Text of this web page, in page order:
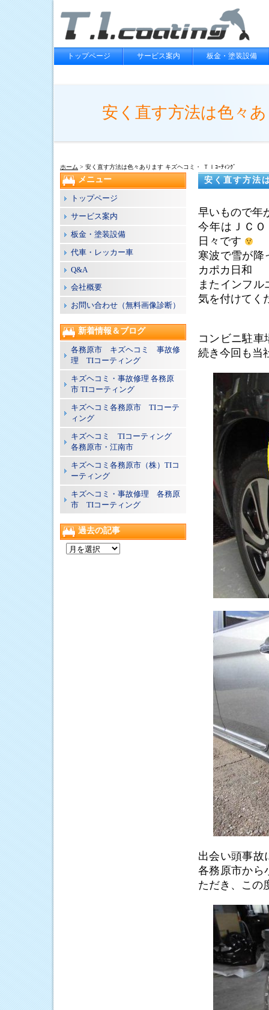
トップページ サービス案内 板金・塗装設備
安く直す方法は色々
ホーム > 安く直す方法は色々あります キズヘコミ・ ＴＩｺｰﾃｨﾝｸﾞ
安く直す方法
早いもので年
今年はＪＣ
日々です
寒波で雪が降
カポカ日和
またインフ
気を付けてく
コンビニ駐
続き今回も当
出会い頭事
各務原市から
ただき、この
メニュー
トップページ
サービス案内
板金・塗装設備
代車・レッカー車
Q&A
会社概要
お問い合わせ（無料画像診断）
新着情報＆ブログ
各務原市 キズヘコミ 事故修
理 TIコーティング
キズヘコミ・事故修理 各務原
市 TIコーティング
キズヘコミ各務原市 TIコーテ
ィング
キズヘコミ TIコーティング
各務原市・江南市
キズヘコミ各務原市（株）TIコ
ーティング
キズヘコミ・事故修理 各務原
市 TIコーティング
過去の記事
過
去